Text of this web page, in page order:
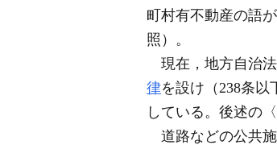
町村有不動産の語
照）。
現在，地方自治
律を設け（238条
している。後述の
道路などの公共